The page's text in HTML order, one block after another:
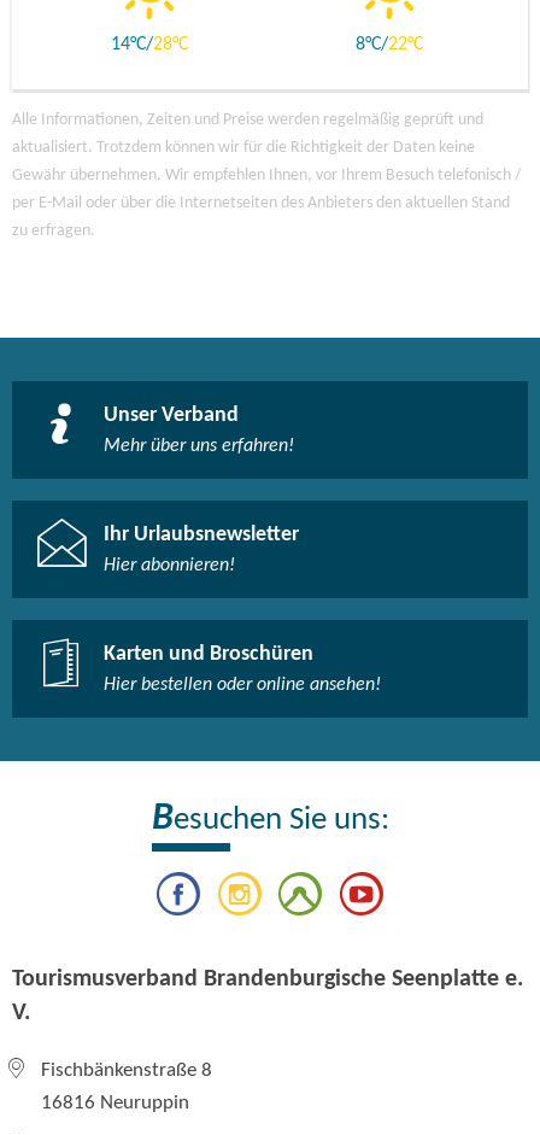
14 28 8 22
Alle Informationen, Zeiten und Preise werden regelmäßig geprüft und
aktualisiert. Trotzdem können wir für die Richtigkeit der Daten keine
Gewähr übernehmen. Wir empfehlen Ihnen, vor Ihrem Besuch telefonisch /
per E-Mail oder über die Internetseiten des Anbieters den aktuellen Stand
zu erfragen.
Unser Verband
Mehr über uns erfahren!
Ihr Urlaubsnewsletter
Hier abonnieren!
Karten und Broschüren
Hier bestellen oder online ansehen!
Besuchen Sie uns:
Tourismusverband Brandenburgische Seenplatte e.
V.
Fischbänkenstraße 8
16816 Neuruppin